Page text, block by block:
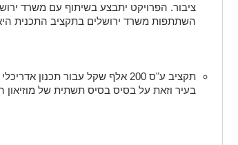
ציבור. הפרויקט יתבצע בשיתוף עם משרד
השתתפות משרד ירושלים בתקציב התכנית היא 50% מסך עלות
תקציב ע"ס 200 אלף שקל עבור תכנון
בעיר וזאת על בסיס בסיס תשתית של מוזיאון